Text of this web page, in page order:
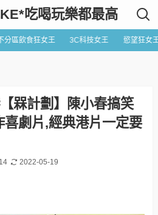
吃喝玩樂都最高
分區飲食狂女王 3C科技女王 慾望狂女
槑計劃】陳小春搞笑
喜劇片,經典港片一定要
2022-05-19